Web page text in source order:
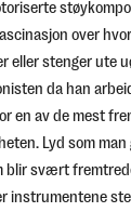
over
eller stenger ute
da han
en av de mest
Lyd som man
blir svært
instrumentene